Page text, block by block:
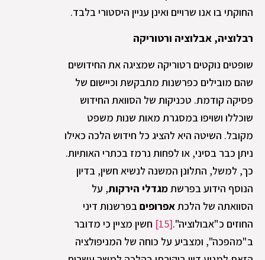
החוקתי בו אנו שרויים ואינן עניין היסטורי בלבד.
רבלוציה, אבלוציה ורטוריקה
שופטים נוקטים רטוריקה שמציגה את החידושים
שהם מובילים כפרשנות מתבקשת וכיישום של
פסיקה קודמת. טכניקות של הסוואת החידוש
שוכללו ושויפו במסגרת מאות שנות משפט
מקובל. השיטה היא להציג כל חידוש הלכה כאילו
ניתן כבר בסיני, או לפחות נרמז בכתרי האותיות.
כך, למשל, התלונן המשנה לנשיא חשין, בדיון
הנוסף הידוע בפרשתמגדלי הירקות, על
הסוואתה של הלכתאפרופיםבפרשנות דיני
החוזים כ"אבולוציה".[15]
חשין מציין כי מדובר
ב"מהפכה", ומצביע על כוחה של המניפולציה